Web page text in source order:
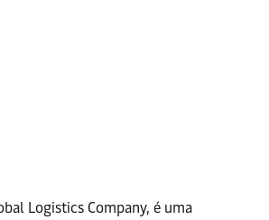
Logistics Company, é uma